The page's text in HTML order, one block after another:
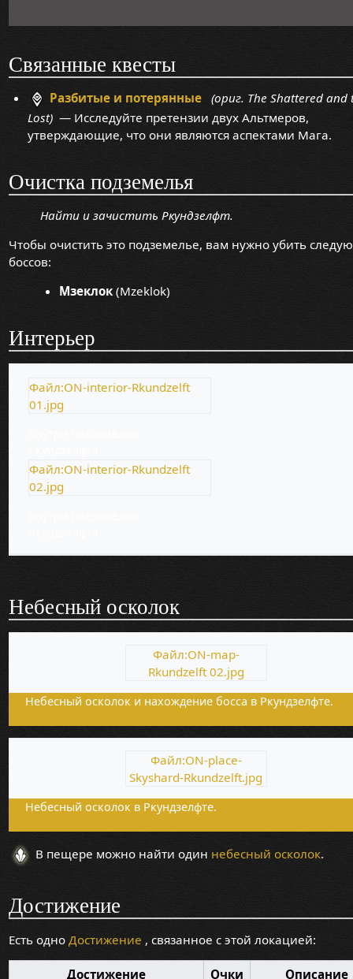
Связанные квесты
Разбитые и потерянные (ориг. The Shattered and
Lost) — Исследуйте претензии двух Альтмеров,
утверждающие, что они являются аспектами Мага.
Очистка подземелья
Найти и зачистить Ркундзелфт.
Чтобы очистить это подземелье, вам нужно убить
боссов:
Мзеклок(Mzeklok)
Интерьер
Файл:ON-interior-Rkundzelft
01.jpg
Файл:ON-interior-Rkundzelft
02.jpg
Небесный осколок
Файл:ON-map-
Rkundzelft 02.jpg
Небесный осколок и нахождение босса в Ркундзелфте.
Файл:ON-place-
Skyshard-Rkundzelft.jpg
Небесный осколок в Ркундзелфте.
В пещере можно найти один небесный осколок.
Достижение
Есть одно Достижение , связанное с этой локацией:
Достижение Очки
Описание